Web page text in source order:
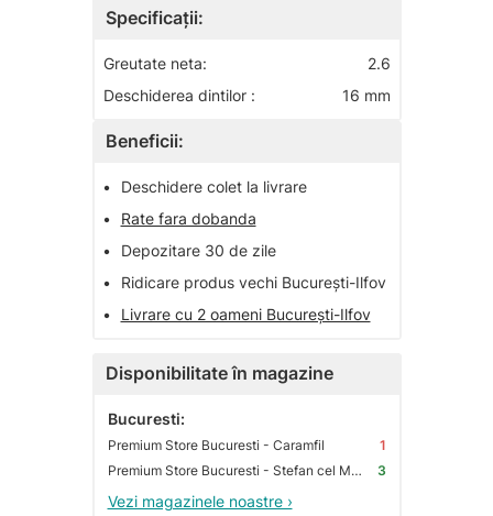
Specificații:
Greutate neta:
2.6
Deschiderea dintilor :
16 mm
Beneficii:
•
Deschidere colet la livrare
•
Rate fara dobanda
•
Depozitare 30 de zile
•
Ridicare produs vechi București-Ilfov
•
Livrare cu 2 oameni București-Ilfov
Disponibilitate în magazine
Bucuresti:
Premium Store Bucuresti - Caramfil
1
Premium Store Bucuresti - Stefan cel Mare
3
Vezi magazinele noastre ›